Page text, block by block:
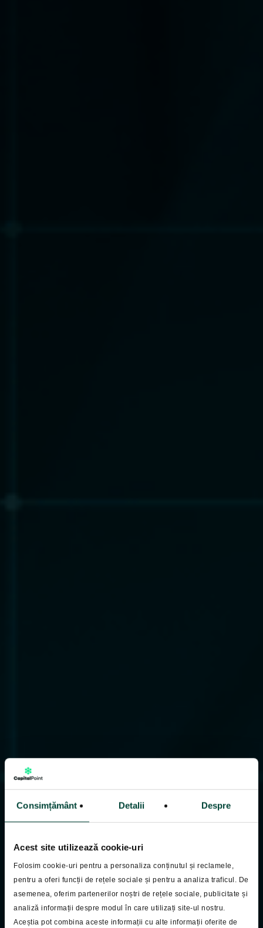
Consimțământ Detalii Despre
Acest site utilizează cookie-uri
Folosim cookie-uri pentru a personaliza conținutul și reclamele,
pentru a oferi funcții de rețele sociale și pentru a analiza traficul. De
asemenea, oferim partenerilor noștri de rețele sociale, publicitate și
analiză informații despre modul în care utilizați site-ul nostru.
Aceștia pot combina aceste informații cu alte informații oferite de
Pastila Financiara